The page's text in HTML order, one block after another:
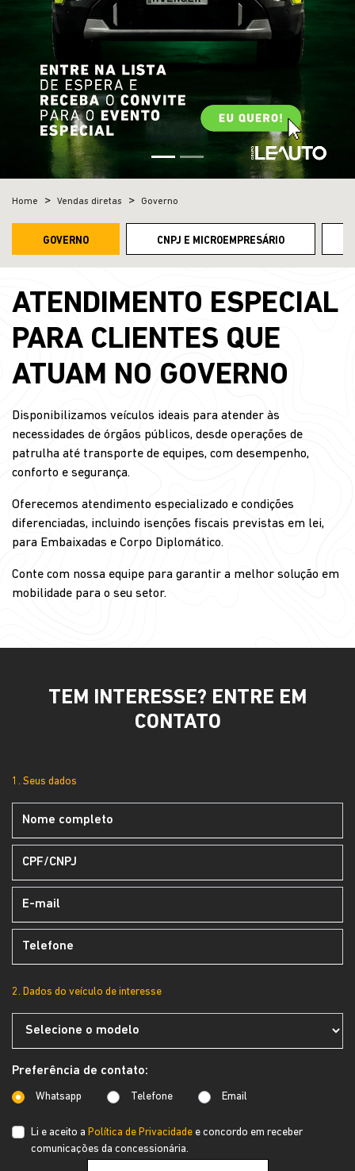
Home Vendas diretas Governo
CNPJ E MICROEMPRESÁRIO
GOVERNO
ATENDIMENTO ESPECIAL
PARA CLIENTES QUE
ATUAM NO GOVERNO
Disponibilizamos veículos ideais para atender às
necessidades de órgãos públicos, desde operações de
patrulha até transporte de equipes, com desempenho,
conforto e segurança.
Oferecemos atendimento especializado e condições
diferenciadas, incluindo isenções fiscais previstas em lei,
para Embaixadas e Corpo Diplomático.
Conte com nossa equipe para garantir a melhor solução em
mobilidade para o seu setor.
TEM INTERESSE? ENTRE EM
CONTATO
1. Seus dados
2. Dados do veículo de interesse
Preferência de contato:
Whatsapp Telefone Email
Li e aceito a Política de Privacidade e concordo em receber
comunicações da concessionária.